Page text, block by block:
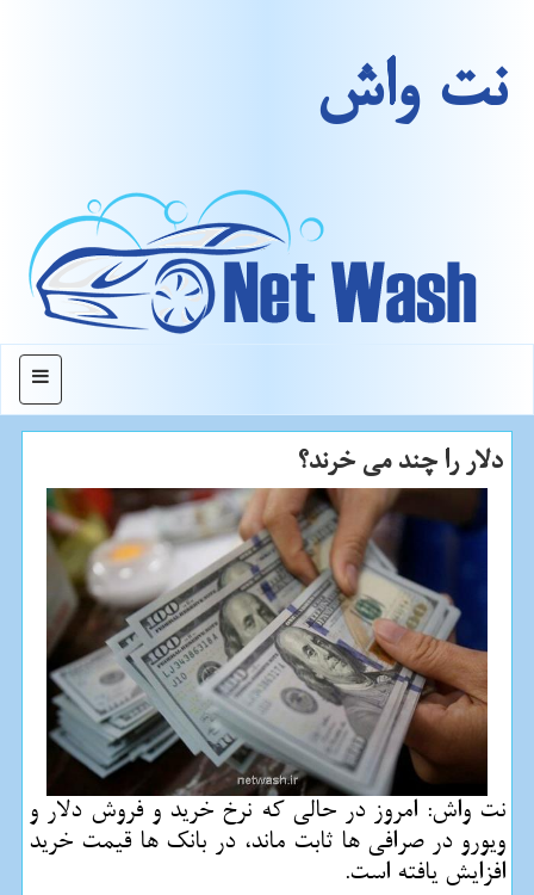
نت واش
منو
دلار را چند می خرند؟
نت واش: امروز در حالی كه نرخ خرید و فروش دلار و
ویورو در صرافی ها ثابت ماند، در بانك ها قیمت خرید
افزایش یافته است.